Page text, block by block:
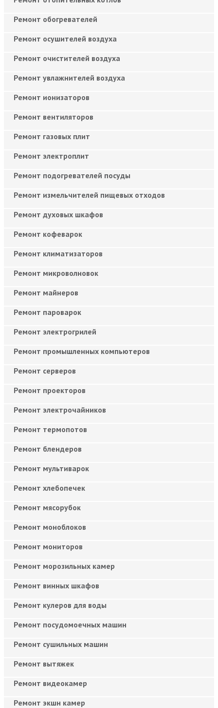
Ремонт обогревателей
Ремонт осушителей воздуха
Ремонт очистителей воздуха
Ремонт увлажнителей воздуха
Ремонт ионизаторов
Ремонт вентиляторов
Ремонт газовых плит
Ремонт электроплит
Ремонт подогревателей посуды
Ремонт измельчителей пищевых отходов
Ремонт духовых шкафов
Ремонт кофеварок
Ремонт климатизаторов
Ремонт микроволновок
Ремонт майнеров
Ремонт пароварок
Ремонт электрогрилей
Ремонт промышленных компьютеров
Ремонт серверов
Ремонт проекторов
Ремонт электрочайников
Ремонт термопотов
Ремонт блендеров
Ремонт мультиварок
Ремонт хлебопечек
Ремонт мясорубок
Ремонт моноблоков
Ремонт мониторов
Ремонт морозильных камер
Ремонт винных шкафов
Ремонт кулеров для воды
Ремонт посудомоечных машин
Ремонт сушильных машин
Ремонт вытяжек
Ремонт видеокамер
Ремонт экшн камер